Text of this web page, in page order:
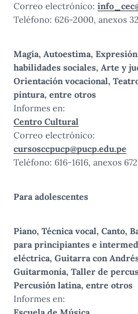
Correo electrónico:
Teléfono: 626-2000, anexos
Magia, Autoestima,
habilidades sociales, Arte y
Orientación vocacional,
pintura, entre otros
Informes en:
Centro Cultural
Correo electrónico:
cursosccpucp@pucp.edu.pe
Teléfono: 616-1616, anexos
Para adolescentes
Piano, Técnica vocal, Canto,
para principiantes e
eléctrica, Guitarra con
Guitarmonía, Taller de
Percusión latina, entre otros
Informes en: